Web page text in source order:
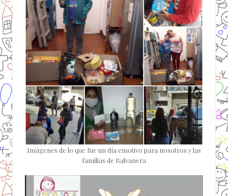
Imágenes de lo que fue un día emotivo para nosotros y las
familias de Balvanera